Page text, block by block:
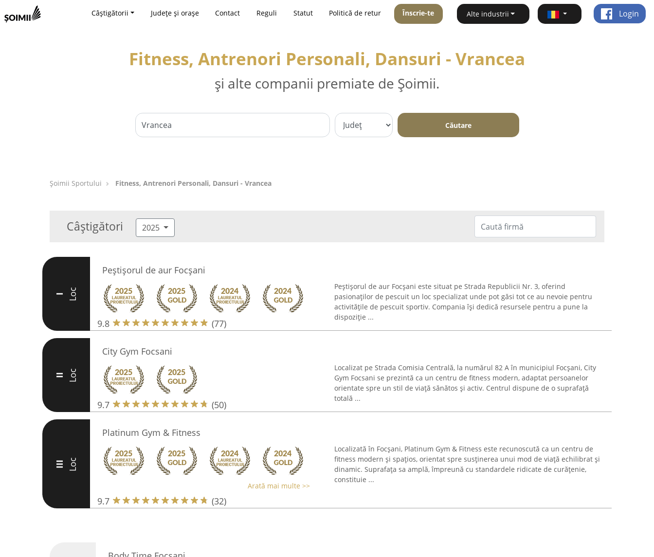
Câștigătorii Județe și orașe Contact Reguli Statut Politică de retur Înscrie-te Alte industrii Login
Fitness, Antrenori Personali, Dansuri - Vrancea
și alte companii premiate de Șoimii.
Căutare
Șoimii Sportului Fitness, Antrenori Personali, Dansuri - Vrancea
Câștigători 2025
I Loc
Peștișorul de aur Focșani
9.8 (77)
Peștișorul de aur Focșani este situat pe Strada Republicii Nr. 3, oferind
pasionaților de pescuit un loc specializat unde pot găsi tot ce au nevoie pentru
activitățile de pescuit sportiv. Compania își dedică resursele pentru a pune la
dispoziție ...
II Loc
City Gym Focsani
9.7 (50)
Localizat pe Strada Comisia Centrală, la numărul 82 A în municipiul Focșani, City
Gym Focsani se prezintă ca un centru de fitness modern, adaptat persoanelor
orientate spre un stil de viață sănătos și activ. Centrul dispune de o suprafață
totală ...
III Loc
Platinum Gym & Fitness
Arată mai multe >>
9.7 (32)
Localizată în Focșani, Platinum Gym & Fitness este recunoscută ca un centru de
fitness modern și spațios, orientat spre susținerea unui mod de viață echilibrat și
dinamic. Suprafața sa amplă, împreună cu standardele ridicate de curățenie,
constituie ...